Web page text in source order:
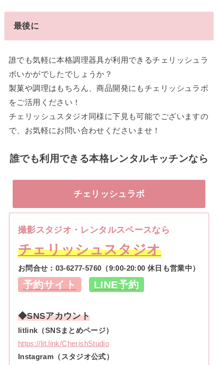
最後に
誰でも気軽に本格調理器具が利用できるチェリッシュラ
ボいかがでしたでしょうか？
製菓や調理はもちろん、商品開発にもチェリッシュラボ
をご活用ください！
チェリッシュスタジオ同様に下見も可能でございますの
で、お気軽にお問い合わせくださいませ！
誰でも利用できる本格レンタルキッチンなら
チェリッシュラボ
撮影スタジオ・レンタルスペースなら
チェリッシュスタジオ
お問合せ： 03-6277-5760 （9:00-20:00 休日も営業中）
予約サイト LINE予約
◆SNSアカウント
litlink（SNSまとめページ）
https://lit.link/CherishStudio
Instagram（スタジオ公式）